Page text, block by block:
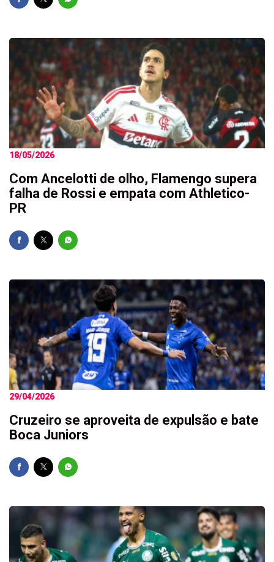
18/05/2026
Com Ancelotti de olho, Flamengo supera
falha de Rossi e empata com Athletico-
PR
29/04/2026
Cruzeiro se aproveita de expulsão e bate
Boca Juniors